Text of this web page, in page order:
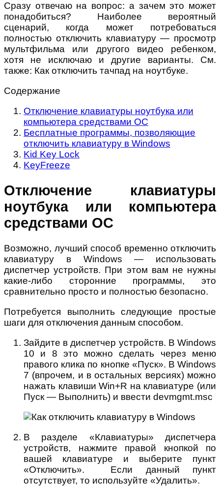
Сразу отвечаю на вопрос: а зачем это может
понадобиться? Наиболее вероятный
сценарий, когда может потребоваться
полностью отключить клавиатуру — просмотр
мультфильма или другого видео ребенком,
хотя не исключаю и другие варианты. См.
также: Как отключить тачпад на ноутбуке.
Содержание
Отключение клавиатуры ноутбука или
компьютера средствами ОС
Бесплатные программы, позволяющие
отключить клавиатуру в Windows
Kid Key Lock
KeyFreeze
Отключение клавиатуры
ноутбука или компьютера
средствами ОС
Возможно, лучший способ временно отключить
клавиатуру в Windows — использовать
диспетчер устройств. При этом вам не нужны
какие-либо сторонние программы, это
сравнительно просто и полностью безопасно.
Потребуется выполнить следующие простые
шаги для отключения данным способом.
Зайдите в диспетчер устройств. В Windows
10 и 8 это можно сделать через меню
правого клика по кнопке «Пуск». В Windows
7 (впрочем, и в остальных версиях) можно
нажать клавиши Win+R на клавиатуре (или
Пуск — Выполнить) и ввести devmgmt.msc
В разделе «Клавиатуры» диспетчера
устройств, нажмите правой кнопкой по
вашей клавиатуре и выберите пункт
«Отключить». Если данный пункт
отсутствует, то используйте «Удалить».